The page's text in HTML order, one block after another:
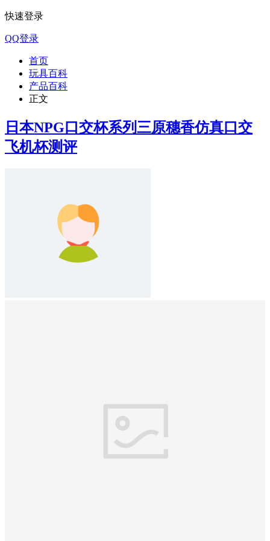
快速登录
QQ登录
首页
玩具百科
产品百科
正文
日本NPG口交杯系列三原穗香仿真口交
飞机杯测评